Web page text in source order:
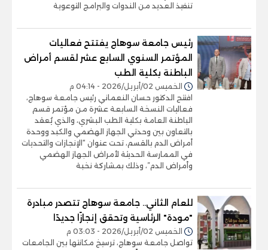
تنفيذ العديد من الندوات والبرامج التوعوية
رئيس جامعة سوهاج ‏يفتتح فعاليات
المؤتمر السنوي السابع عشر لقسم أمراض
الباطنة بكلية الطب
الخميس 02/أبريل/2026 - 04:14 م
افتتح الدكتور حسان النعماني رئيس جامعة سوهاج،
فعاليات النسخة السابعة عشرة من مؤتمر قسم
الباطنة العامة بكلية الطب البشري، والذي يُعقد
بالتعاون بين وحدتي الجهاز الهضمي والكبد ووحدة
أمراض الدم بالقسم، تحت عنوان “الإنجازات والتحديات
في الممارسة الحديثة لأمراض الجهاز الهضمي
وأمراض الدم”، وذلك بمشاركة نخبة
للعام الثاني.. جامعة سوهاج تتصدر مبادرة
"مودة" الرئاسية وتحقق إنجازًا جديدًا
الخميس 02/أبريل/2026 - 03:03 م
تواصل جامعة سوهاج، ترسيخ مكانتها بين الجامعات